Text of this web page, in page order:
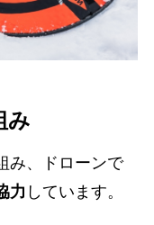
み
み、ドローンで
力 しています。